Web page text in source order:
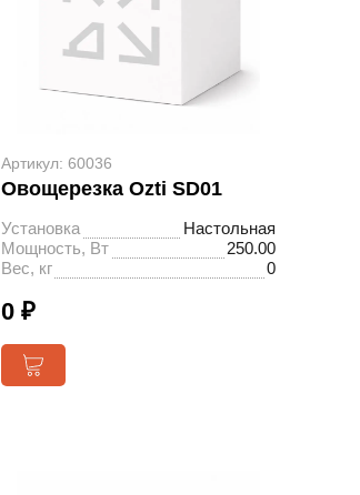
Артикул: 60036
Овощерезка Ozti SD01
Установка
Настольная
Мощность, Вт
250.00
Вес, кг
0
0 ₽